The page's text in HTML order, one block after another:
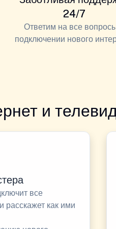
24/7
Ответим на все
подключении нового
и
все
расскажет как ими